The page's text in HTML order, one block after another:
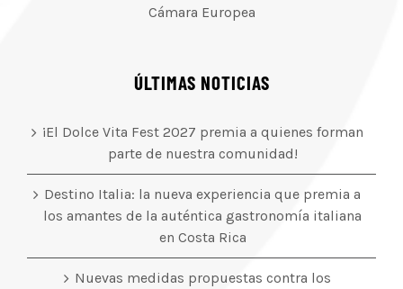
Cámara Europea
ÚLTIMAS NOTICIAS
¡El Dolce Vita Fest 2027 premia a quienes forman
parte de nuestra comunidad!
Destino Italia: la nueva experiencia que premia a
los amantes de la auténtica gastronomía italiana
en Costa Rica
Nuevas medidas propuestas contra los